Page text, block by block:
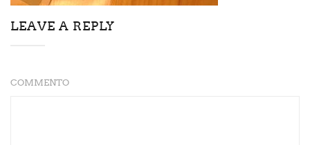
LEAVE A REPLY
COMMENTO